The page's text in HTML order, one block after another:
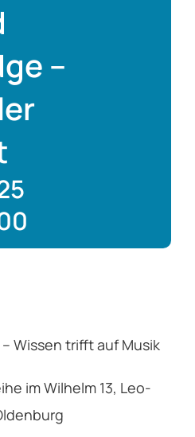
–
Wissen trifft auf Musik
im Wilhelm 13, Leo-